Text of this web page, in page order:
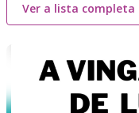
Ver a lista completa